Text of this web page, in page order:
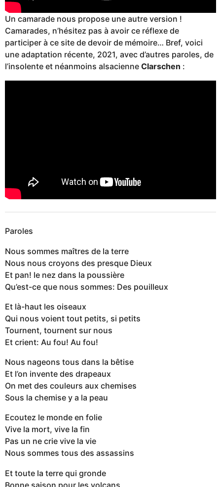
Un camarade nous propose une autre version !
Camarades, n’hésitez pas à avoir ce réflexe de
participer à ce site de devoir de mémoire… Bref, voici
une adaptation récente, 2021, avec d’autres paroles, de
l’insolente et néanmoins alsacienne Clarschen :
Paroles
Nous sommes maîtres de la terre
Nous nous croyons des presque Dieux
Et pan! le nez dans la poussière
Qu’est-ce que nous sommes: Des pouilleux
Et là-haut les oiseaux
Qui nous voient tout petits, si petits
Tournent, tournent sur nous
Et crient: Au fou! Au fou!
Nous nageons tous dans la bêtise
Et l’on invente des drapeaux
On met des couleurs aux chemises
Sous la chemise y a la peau
Ecoutez le monde en folie
Vive la mort, vive la fin
Pas un ne crie vive la vie
Nous sommes tous des assassins
Et toute la terre qui gronde
Bonne saison pour les volcans